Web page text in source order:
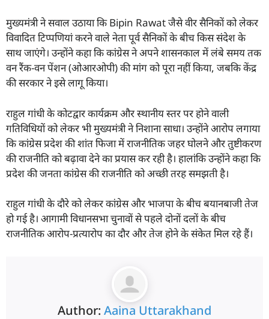
मुख्यमंत्री ने सवाल उठाया कि Bipin Rawat जैसे वीर सैनिकों को लेकर
विवादित टिप्पणियां करने वाले नेता पूर्व सैनिकों के बीच किस संदेश के
साथ जाएंगे। उन्होंने कहा कि कांग्रेस ने अपने शासनकाल में लंबे समय तक
वन रैंक-वन पेंशन (ओआरओपी) की मांग को पूरा नहीं किया, जबकि केंद्र
की सरकार ने इसे लागू किया।
राहुल गांधी के कोटद्वार कार्यक्रम और स्थानीय स्तर पर होने वाली
गतिविधियों को लेकर भी मुख्यमंत्री ने निशाना साधा। उन्होंने आरोप लगाया
कि कांग्रेस प्रदेश की शांत फिजा में राजनीतिक जहर घोलने और तुष्टीकरण
की राजनीति को बढ़ावा देने का प्रयास कर रही है। हालांकि उन्होंने कहा कि
प्रदेश की जनता कांग्रेस की राजनीति को अच्छी तरह समझती है।
राहुल गांधी के दौरे को लेकर कांग्रेस और भाजपा के बीच बयानबाजी तेज
हो गई है। आगामी विधानसभा चुनावों से पहले दोनों दलों के बीच
राजनीतिक आरोप-प्रत्यारोप का दौर और तेज होने के संकेत मिल रहे हैं।
Author: Aaina Uttarakhand